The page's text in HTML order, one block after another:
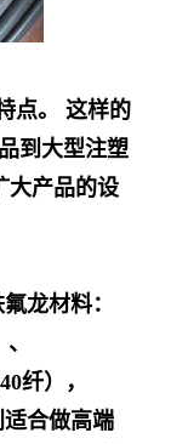
点。 这样的
到大型注塑
大产品的设
龙材料：
纤），
适合做高端